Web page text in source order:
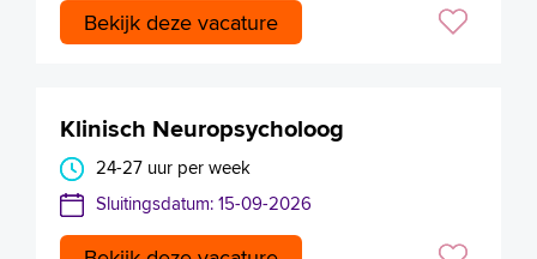
Bekijk deze vacature
Klinisch Neuropsycholoog
24-27 uur per week
Sluitingsdatum: 15-09-2026